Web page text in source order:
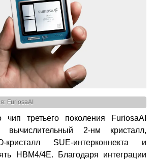
FuriosaAI
чип третьего поколения FuriosaAI
вычислительный 2-нм кристалл,
SUE-интерконнекта и
HBM4/4E. Благодаря интеграции